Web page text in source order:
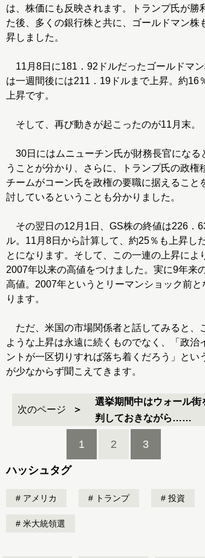
は、株価にも反映されます。トランプ氏が勝
た後、多くの銀行株と共に、ゴールドマン株
昇しました。
11月8日に181．92ドルだったゴールドマ
は一週間後には211．19ドルまで上昇。約16
上昇です。
そして、再び動きが起こったのが11月末。
30日にはムニューチン氏が財務長官になる
うことが分かり、さらに、トランプ氏の政権
チームがコーン氏を政権の要職に据えること
討しているということも分かりました。
その翌日の12月1日、GS株の終値は226．
ル。11月8日から計算して、約25％も上昇し
とになります。そして、この一連の上昇によ
2007年以来の高値をつけました。実に9年来
高値。2007年というとリーマンショック前と
ります。
ただ、米国の市場関係者と話してみると、
ような上昇は永遠に続くものでなく、「政治
ントが一区切りすれば落ち着くだろう」とい
が少なからず聞こえてきます。
次のページ
選挙期間中はウォール街
判しておきながら……
1 2 3
ハッシュタグ
アメリカ トランプ 投資
米大統領選